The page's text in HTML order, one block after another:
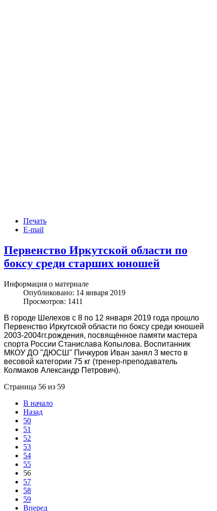
Печать
E-mail
Первенство Иркутской области по
боксу среди старших юношей
Информация о материале
Опубликовано: 14 января 2019
Просмотров: 1411
В городе Шелехов с 8 по 12 января 2019 года прошло
Первенство Иркутской области по боксу среди юношей
2003-2004гг.рождения, посвящённое памяти мастера
спорта России Станислава Копылова. Воспитанник
МКОУ ДО "ДЮСШ" Пичкуров Иван занял 3 место в
весовой категории 75 кг (тренер-преподаватель
Колмаков Александр Петрович).
Страница 56 из 59
В начало
Назад
50
51
52
53
54
55
56
57
58
59
Вперед